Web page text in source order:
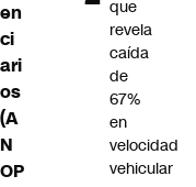
en
ci
ari
os
(A
N
OP
que
revela
caída
de
67%
en
velocidad
vehicular